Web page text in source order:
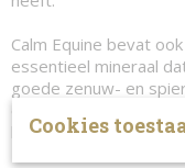
Calm Equine bevat
essentieel mineraal
goede zenuw- en
elektrolyt, speelt een
bij ruim 300
Cookies